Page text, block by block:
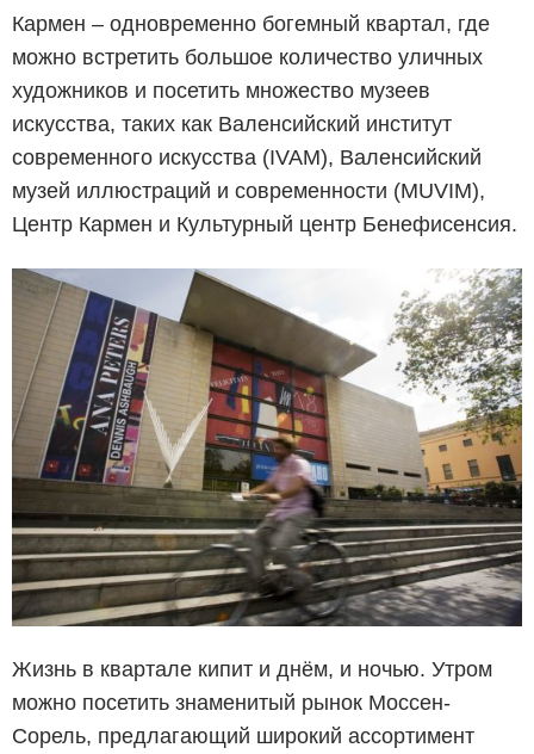
Кармен – одновременно богемный квартал, где
можно встретить большое количество уличных
художников и посетить множество музеев
искусства, таких как Валенсийский институт
современного искусства (IVAM), Валенсийский
музей иллюстраций и современности (MUVIM),
Центр Кармен и Культурный центр Бенефисенсия.
Жизнь в квартале кипит и днём, и ночью. Утром
можно посетить знаменитый рынок Моссен-
Сорель, предлагающий широкий ассортимент